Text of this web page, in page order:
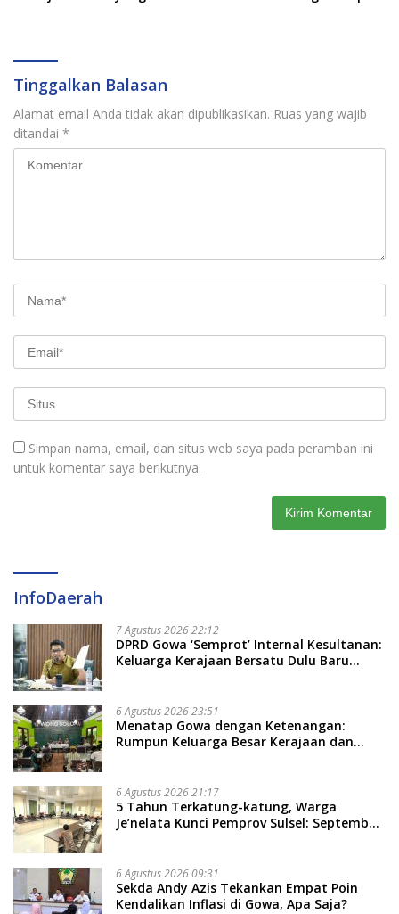
Tinggalkan Balasan
Alamat email Anda tidak akan dipublikasikan. Ruas yang wajib
ditandai *
Simpan nama, email, dan situs web saya pada peramban ini
untuk komentar saya berikutnya.
InfoDaerah
7 Agustus 2026 22:12
DPRD Gowa ‘Semprot’ Internal Kesultanan:
Keluarga Kerajaan Bersatu Dulu Baru
6 Agustus 2026 23:51
Menatap Gowa dengan Ketenangan:
Rumpun Keluarga Besar Kerajaan dan
Soal Adat dan Adab
6 Agustus 2026 21:17
5 Tahun Terkatung-katung, Warga
Je’nelata Kunci Pemprov Sulsel: September
6 Agustus 2026 09:31
Sekda Andy Azis Tekankan Empat Poin
Kendalikan Inflasi di Gowa, Apa Saja?